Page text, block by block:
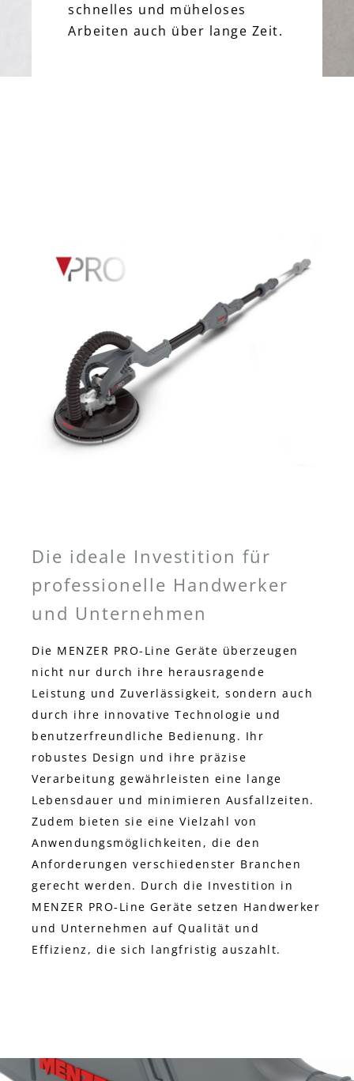
schnelles und müheloses
Arbeiten auch über lange Zeit.
Die ideale Investition für
professionelle Handwerker
und Unternehmen
Die MENZER PRO-Line Geräte überzeugen
nicht nur durch ihre herausragende
Leistung und Zuverlässigkeit, sondern auch
durch ihre innovative Technologie und
benutzerfreundliche Bedienung. Ihr
robustes Design und ihre präzise
Verarbeitung gewährleisten eine lange
Lebensdauer und minimieren Ausfallzeiten.
Zudem bieten sie eine Vielzahl von
Anwendungsmöglichkeiten, die den
Anforderungen verschiedenster Branchen
gerecht werden. Durch die Investition in
MENZER PRO-Line Geräte setzen Handwerker
und Unternehmen auf Qualität und
Effizienz, die sich langfristig auszahlt.